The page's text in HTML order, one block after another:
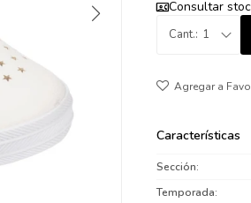
Consultar
1
Características
Sección
Temporada